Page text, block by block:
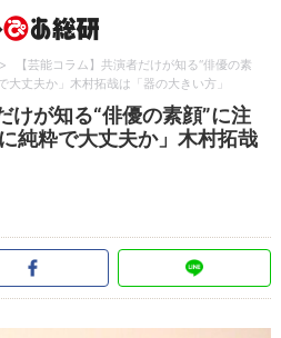
>
【芸能コラム】共演者だけが知る“俳優の素
大丈夫か」木村拓哉は「器の大きい方」
けが知る“俳優の素顔”に注
純粋で大丈夫か」木村拓哉